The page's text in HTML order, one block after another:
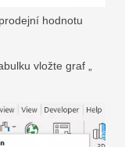
hodnotu
vložte graf „